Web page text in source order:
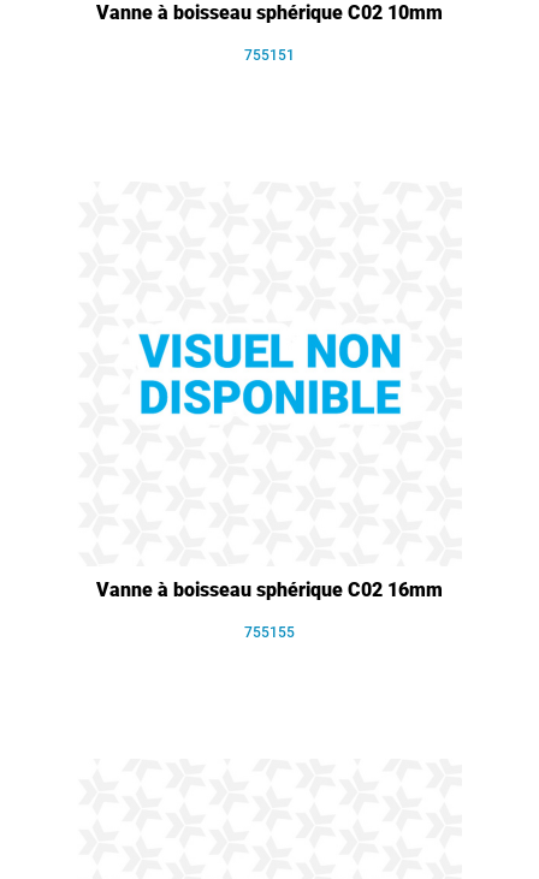
Vanne à boisseau sphérique C02 10mm
755151
Vanne à boisseau sphérique C02 16mm
755155